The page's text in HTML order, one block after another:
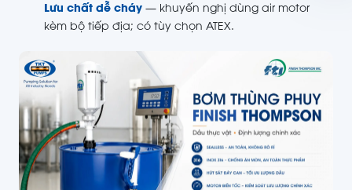
Lưu chất dễ cháy — khuyến nghị dùng air motor
kèm bộ tiếp địa; có tùy chọn ATEX.